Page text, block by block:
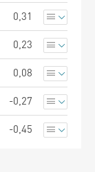
0,31
0,23
0,08
-0,27
-0,45